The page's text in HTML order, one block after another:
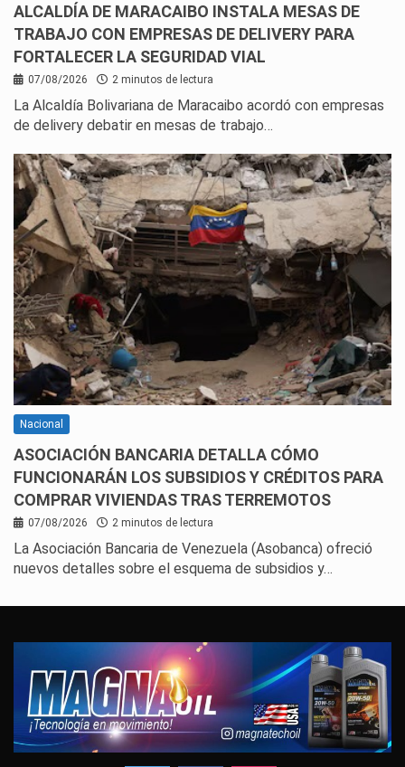
ALCALDÍA DE MARACAIBO INSTALA MESAS DE
TRABAJO CON EMPRESAS DE DELIVERY PARA
FORTALECER LA SEGURIDAD VIAL
07/08/2026 2 minutos de lectura
La Alcaldía Bolivariana de Maracaibo acordó con empresas
de delivery debatir en mesas de trabajo…
Nacional
ASOCIACIÓN BANCARIA DETALLA CÓMO
FUNCIONARÁN LOS SUBSIDIOS Y CRÉDITOS PARA
COMPRAR VIVIENDAS TRAS TERREMOTOS
07/08/2026 2 minutos de lectura
La Asociación Bancaria de Venezuela (Asobanca) ofreció
nuevos detalles sobre el esquema de subsidios y…